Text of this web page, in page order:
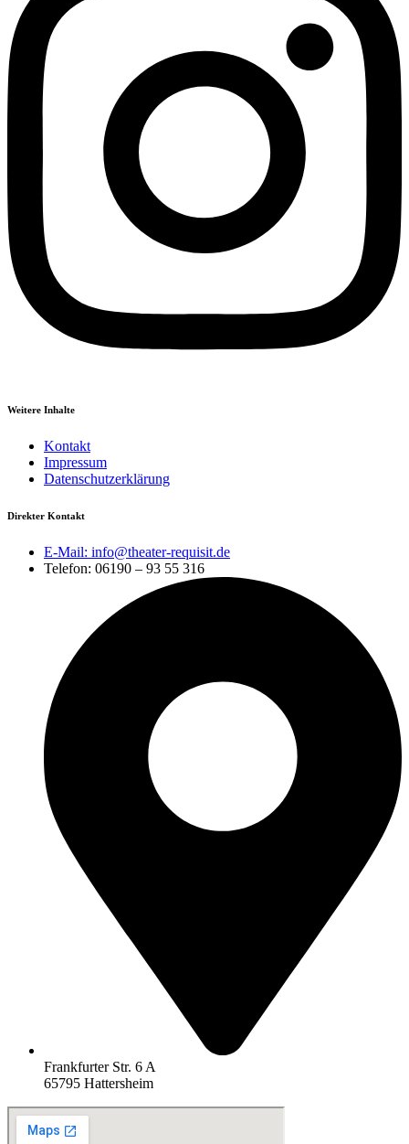
Weitere Inhalte
Kontakt
Impressum
Datenschutzerklärung
Direkter Kontakt
E-Mail: info@theater-requisit.de
Telefon: 06190 – 93 55 316
Frankfurter Str. 6 A
65795 Hattersheim